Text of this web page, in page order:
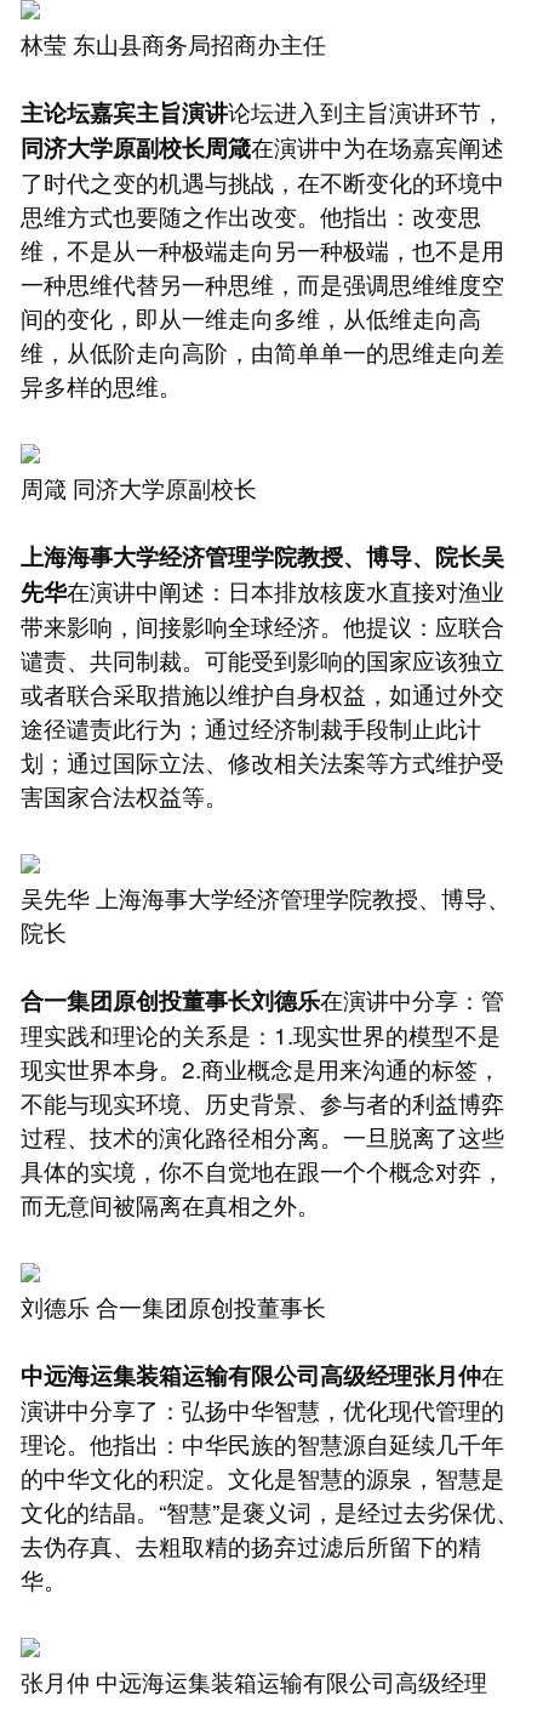
林莹 东山县商务局招商办主任
主论坛嘉宾主旨演讲论坛进入到主旨演讲环节，
同济大学原副校长周箴在演讲中为在场嘉宾阐述
了时代之变的机遇与挑战，在不断变化的环境中
思维方式也要随之作出改变。他指出：改变思
维，不是从一种极端走向另一种极端，也不是用
一种思维代替另一种思维，而是强调思维维度空
间的变化，即从一维走向多维，从低维走向高
维，从低阶走向高阶，由简单单一的思维走向差
异多样的思维。
周箴 同济大学原副校长
上海海事大学经济管理学院教授、博导、院长吴
先华在演讲中阐述：日本排放核废水直接对渔业
带来影响，间接影响全球经济。他提议：应联合
谴责、共同制裁。可能受到影响的国家应该独立
或者联合采取措施以维护自身权益，如通过外交
途径谴责此行为；通过经济制裁手段制止此计
划；通过国际立法、修改相关法案等方式维护受
害国家合法权益等。
吴先华 上海海事大学经济管理学院教授、博导、
院长
合一集团原创投董事长刘德乐在演讲中分享：管
理实践和理论的关系是：1.现实世界的模型不是
现实世界本身。2.商业概念是用来沟通的标签，
不能与现实环境、历史背景、参与者的利益博弈
过程、技术的演化路径相分离。一旦脱离了这些
具体的实境，你不自觉地在跟一个个概念对弈，
而无意间被隔离在真相之外。
刘德乐 合一集团原创投董事长
中远海运集装箱运输有限公司高级经理张月仲在
演讲中分享了：弘扬中华智慧，优化现代管理的
理论。他指出：中华民族的智慧源自延续几千年
的中华文化的积淀。文化是智慧的源泉，智慧是
文化的结晶。“智慧”是褒义词，是经过去劣保优、
去伪存真、去粗取精的扬弃过滤后所留下的精
华。
张月仲 中远海运集装箱运输有限公司高级经理